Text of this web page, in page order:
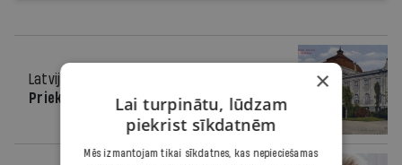
Latvijas simtgade
Priekā
×
Lai turpinātu, lūdzam
piekrist sīkdatnēm
Mēs izmantojam tikai sīkdatnes, kas nepieciešamas